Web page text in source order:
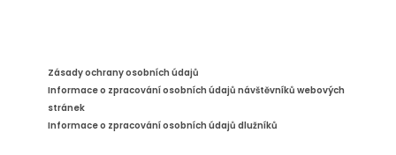
Zásady ochrany osobních údajů
Informace o zpracování osobních údajů návštěvníků webových
stránek
Informace o zpracování osobních údajů dlužníků